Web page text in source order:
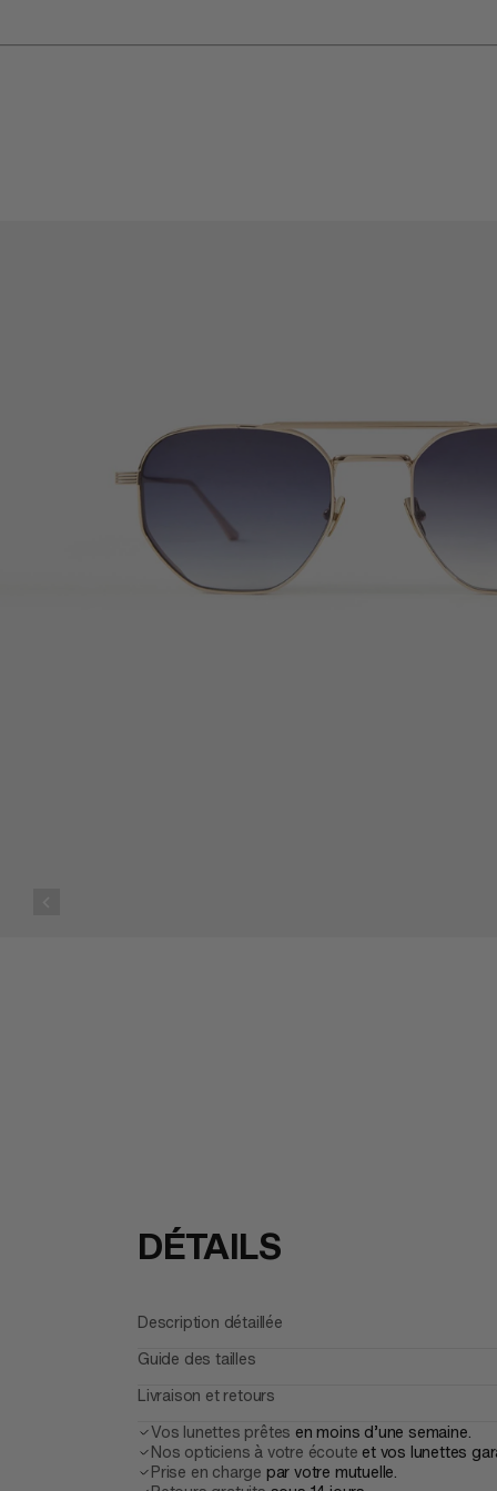
DÉTAILS
Description détaillée
Guide des tailles
Livraison et retours
Vos lunettes prêtes en moins d’une semaine.
Nos opticiens à votre écoute et vos lunettes
Prise en charge par votre mutuelle.